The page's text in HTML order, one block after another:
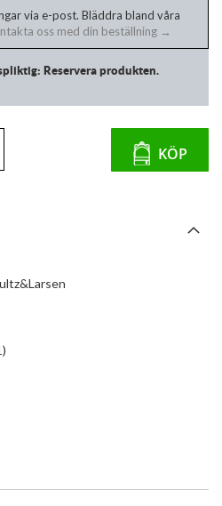
via e-post. Bläddra bland våra
oss med din beställning →
Reservera produkten.
KÖP